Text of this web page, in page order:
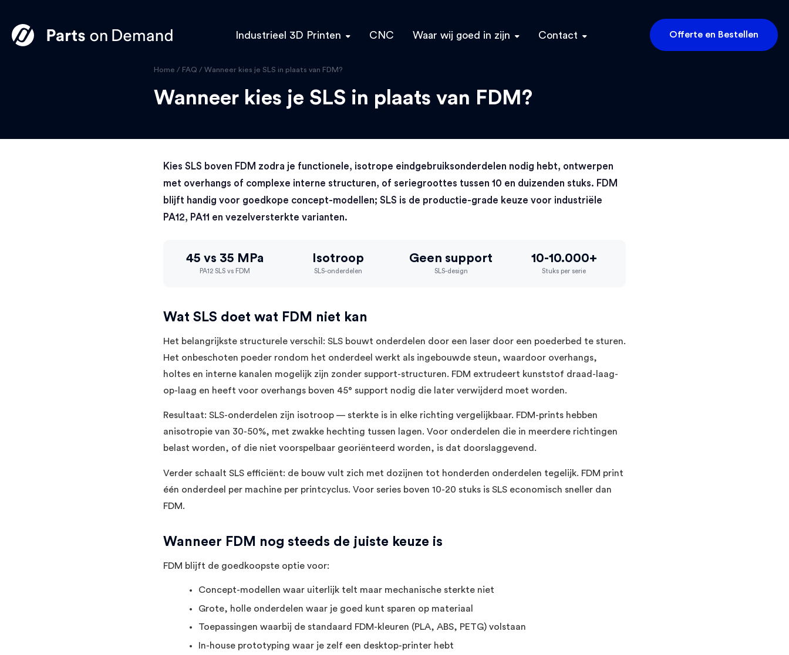
Industrieel 3D Printen CNC Waar wij goed in zijn Contact Offerte en Bestellen
Home / FAQ / Wanneer kies je SLS in plaats van FDM?
Wanneer kies je SLS in plaats van FDM?
Kies SLS boven FDM zodra je functionele, isotrope eindgebruiksonderdelen nodig hebt, ontwerpen
met overhangs of complexe interne structuren, of seriegroottes tussen 10 en duizenden stuks. FDM
blijft handig voor goedkope concept-modellen; SLS is de productie-grade keuze voor industriële
PA12, PA11 en vezelversterkte varianten.
45 vs 35 MPa
PA12 SLS vs FDM
Isotroop
SLS-onderdelen
Geen support
SLS-design
10-10.000+
Stuks per serie
Wat SLS doet wat FDM niet kan
Het belangrijkste structurele verschil: SLS bouwt onderdelen door een laser door een poederbed te sturen.
Het onbeschoten poeder rondom het onderdeel werkt als ingebouwde steun, waardoor overhangs,
holtes en interne kanalen mogelijk zijn zonder support-structuren. FDM extrudeert kunststof draad-laag-
op-laag en heeft voor overhangs boven 45° support nodig die later verwijderd moet worden.
Resultaat: SLS-onderdelen zijn isotroop — sterkte is in elke richting vergelijkbaar. FDM-prints hebben
anisotropie van 30-50%, met zwakke hechting tussen lagen. Voor onderdelen die in meerdere richtingen
belast worden, of die niet voorspelbaar georiënteerd worden, is dat doorslaggevend.
Verder schaalt SLS efficiënt: de bouw vult zich met dozijnen tot honderden onderdelen tegelijk. FDM print
één onderdeel per machine per printcyclus. Voor series boven 10-20 stuks is SLS economisch sneller dan
FDM.
Wanneer FDM nog steeds de juiste keuze is
FDM blijft de goedkoopste optie voor:
Concept-modellen waar uiterlijk telt maar mechanische sterkte niet
Grote, holle onderdelen waar je goed kunt sparen op materiaal
Toepassingen waarbij de standaard FDM-kleuren (PLA, ABS, PETG) volstaan
In-house prototyping waar je zelf een desktop-printer hebt